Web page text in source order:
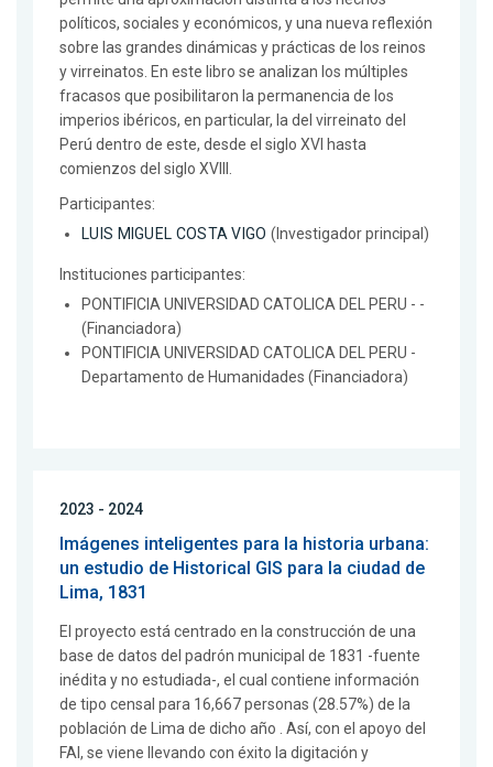
políticos, sociales y económicos, y una nueva reflexión
sobre las grandes dinámicas y prácticas de los reinos
y virreinatos. En este libro se analizan los múltiples
fracasos que posibilitaron la permanencia de los
imperios ibéricos, en particular, la del virreinato del
Perú dentro de este, desde el siglo XVI hasta
comienzos del siglo XVIII.
Participantes:
LUIS MIGUEL COSTA VIGO (Investigador principal)
Instituciones participantes:
PONTIFICIA UNIVERSIDAD CATOLICA DEL PERU - -
(Financiadora)
PONTIFICIA UNIVERSIDAD CATOLICA DEL PERU -
Departamento de Humanidades (Financiadora)
2023 - 2024
Imágenes inteligentes para la historia urbana:
un estudio de Historical GIS para la ciudad de
Lima, 1831
El proyecto está centrado en la construcción de una
base de datos del padrón municipal de 1831 -fuente
inédita y no estudiada-, el cual contiene información
de tipo censal para 16,667 personas (28.57%) de la
población de Lima de dicho año . Así, con el apoyo del
FAI, se viene llevando con éxito la digitación y